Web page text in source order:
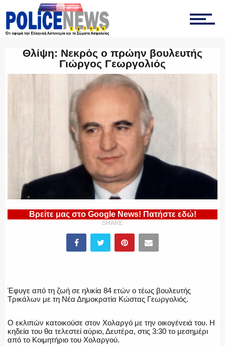
ΤΡΟΧΑΙΑ
ΟΠΚΕ
ΠΥΡΟΣΒΕΣΤΙΚΗ
Θλίψη: Νεκρός ο πρώην βουλευτής
Γιώργος Γεωργολιός
Βρείτε μας στο Google News! Πατήστε εδώ!
SHARE
Έφυγε από τη ζωή σε ηλικία 84 ετών ο τέως βουλευτής
Τρικάλων με τη Νέα Δημοκρατία Κώστας Γεωργολιός.
Ο εκλιπών κατοικούσε στον Χολαργό με την οικογένειά του. Η
κηδεία του θα τελεστεί αύριο, Δευτέρα, στις 3:30 το μεσημέρι
από το Κοιμητήριο του Χολαργού.